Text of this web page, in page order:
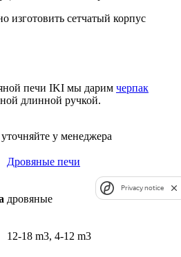
изготовить сетчатый корпус
печи IKI мы дарим черпак
длинной ручкой.
у менеджера
Дровяные печи
дровяные
12-18 m3, 4-12 m3
Privacy notice